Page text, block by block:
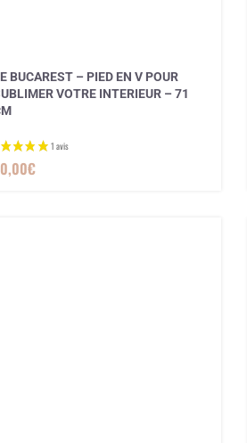
BUCAREST – PIED EN V POUR
VOTRE INTERIEUR – 71
€